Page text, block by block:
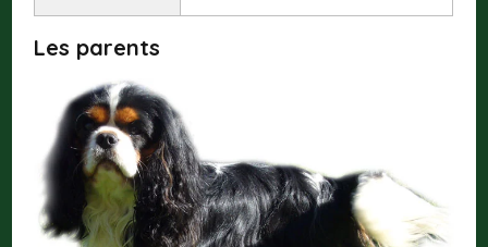
Les parents